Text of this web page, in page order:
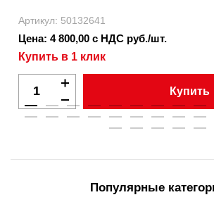
Артикул: 50132641
Цена: 4 800,00 с НДС руб./шт.
Купить в 1 клик
Купить
Популярные